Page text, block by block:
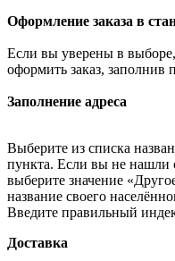
Оформление заказа в
Если вы уверены в
оформить заказ, заполнив
Заполнение адреса
Выберите из списка
пункта. Если вы не нашли
выберите значение
название своего
Введите правильный
Доставка